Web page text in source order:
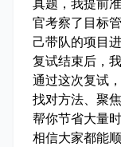
官考察了目标
己带队的项目
复试结束后，
通过这次复试
找对方法、聚
帮你节省大量
相信大家都能